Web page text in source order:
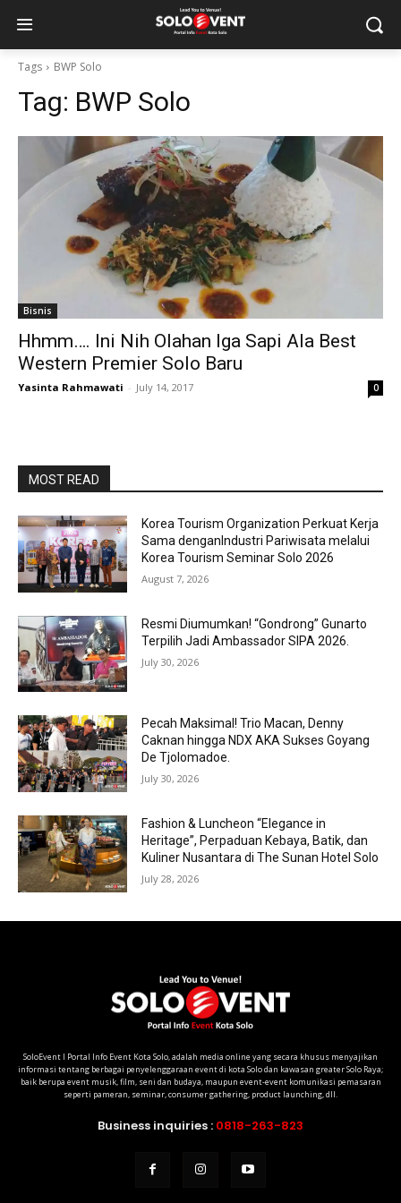
Tags BWP Solo
Tag: BWP Solo
Bisnis
Hhmm…. Ini Nih Olahan Iga Sapi Ala Best
Western Premier Solo Baru
Yasinta Rahmawati - July 14, 2017 0
MOST READ
Korea Tourism Organization Perkuat Kerja
Sama denganIndustri Pariwisata melalui
Korea Tourism Seminar Solo 2026
August 7, 2026
Resmi Diumumkan! “Gondrong” Gunarto
Terpilih Jadi Ambassador SIPA 2026.
July 30, 2026
Pecah Maksimal! Trio Macan, Denny
Caknan hingga NDX AKA Sukses Goyang
De Tjolomadoe.
July 30, 2026
Fashion & Luncheon “Elegance in
Heritage”, Perpaduan Kebaya, Batik, dan
Kuliner Nusantara di The Sunan Hotel Solo
July 28, 2026
SoloEvent I Portal Info Event Kota Solo, adalah media online yang secara khusus menyajikan
informasi tentang berbagai penyelenggaraan event di kota Solo dan kawasan greater Solo Raya;
baik berupa event musik, film, seni dan budaya, maupun event-event komunikasi pemasaran
seperti pameran, seminar, consumer gathering, product launching, dll.
Business inquiries : 0818-263-823